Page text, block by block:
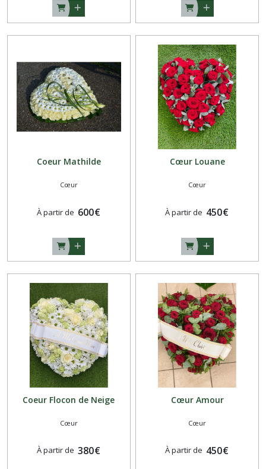
Coeur Mathilde
Cœur
À partir de 600€
Cœur Louane
Cœur
À partir de 450€
Coeur Flocon de Neige
Cœur
À partir de 380€
Cœur Amour
Cœur
À partir de 450€